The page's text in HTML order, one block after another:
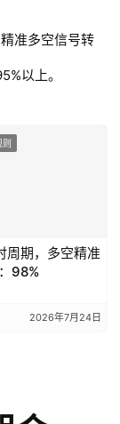
准多空信号转
以上。
周期，多空精准
98%
2026年7月24日